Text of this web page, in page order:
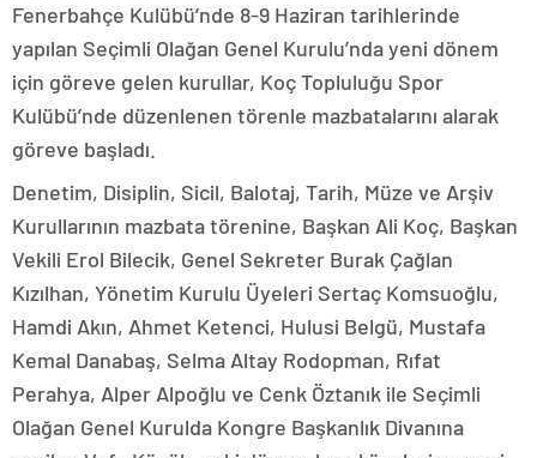
Fenerbahçe Kulübü’nde 8-9 Haziran tarihlerinde
yapılan Seçimli Olağan Genel Kurulu’nda yeni dönem
için göreve gelen kurullar, Koç Topluluğu Spor
Kulübü’nde düzenlenen törenle mazbatalarını alarak
göreve başladı.
Denetim, Disiplin, Sicil, Balotaj, Tarih, Müze ve Arşiv
Kurullarının mazbata törenine, Başkan Ali Koç, Başkan
Vekili Erol Bilecik, Genel Sekreter Burak Çağlan
Kızılhan, Yönetim Kurulu Üyeleri Sertaç Komsuoğlu,
Hamdi Akın, Ahmet Ketenci, Hulusi Belgü, Mustafa
Kemal Danabaş, Selma Altay Rodopman, Rıfat
Perahya, Alper Alpoğlu ve Cenk Öztanık ile Seçimli
Olağan Genel Kurulda Kongre Başkanlık Divanına